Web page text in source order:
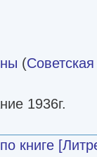
(
1936г.
книге